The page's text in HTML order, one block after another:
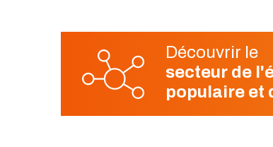
Découvrir le
secteur de
populaire et